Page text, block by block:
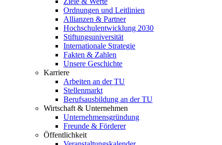
Ordnungen und Leitlinien
Allianzen & Partner
Hochschulentwicklung 2030
Stiftungsuniversität
Internationale Strategie
Fakten & Zahlen
Unsere Geschichte
Karriere
Arbeiten an der TU
Stellenmarkt
Berufsausbildung an der TU
Wirtschaft & Unternehmen
Unternehmensgründung
Freunde & Förderer
Öffentlichkeit